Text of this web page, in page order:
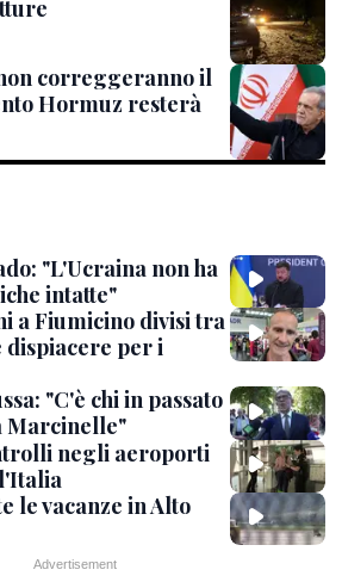
correggeranno il
Hormuz resterà
"L'Ucraina non ha
intatte"
a Fiumicino divisi tra
dispiacere per i
"C'è chi in passato
Marcinelle"
negli aeroporti
le vacanze in Alto